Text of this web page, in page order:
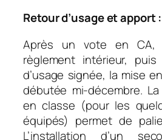
Retour d’usage et apport :
Après un vote en CA,
règlement intérieur,
d’usage signée, la mise
débutée mi-décembre. La
en classe (pour les
équipés) permet de
L’installation d’un